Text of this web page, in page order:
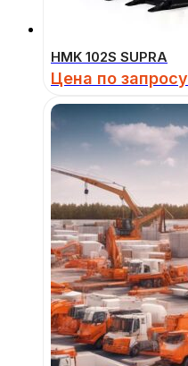
HMK 102S SUPRA
Цена по запросу